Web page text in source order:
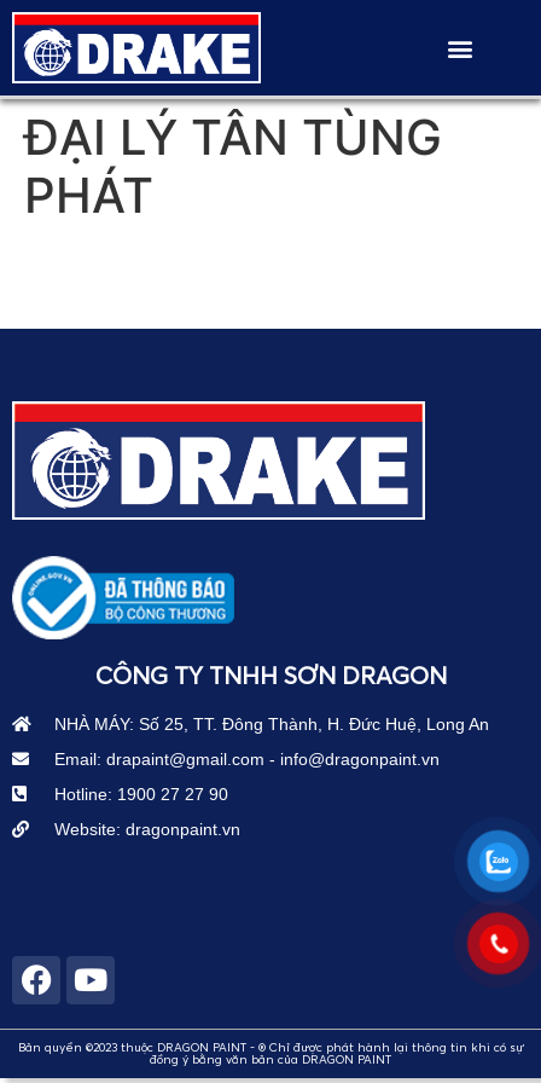
ĐẠI LÝ TÂN TÙNG
PHÁT
CÔNG TY TNHH SƠN DRAGON
NHÀ MÁY: Số 25, TT. Đông Thành, H. Đức Huệ, Long An
Email: drapaint@gmail.com - info@dragonpaint.vn
Hotline: 1900 27 27 90
Website: dragonpaint.vn
Bản quyền ©2023 thuộc DRAGON PAINT - ® Chỉ được phát hành lại thông tin khi có sự
đồng ý bằng văn bản của DRAGON PAINT